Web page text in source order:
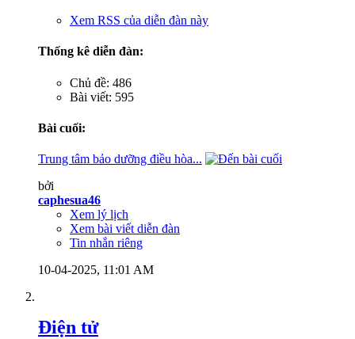
Xem RSS của diễn đàn này
Thống kê diễn đàn:
Chủ đề: 486
Bài viết: 595
Bài cuối:
Trung tâm bảo dưỡng điều hòa...
bởi
caphesua46
Xem lý lịch
Xem bài viết diễn đàn
Tin nhắn riêng
10-04-2025, 11:01 AM
Điện tử